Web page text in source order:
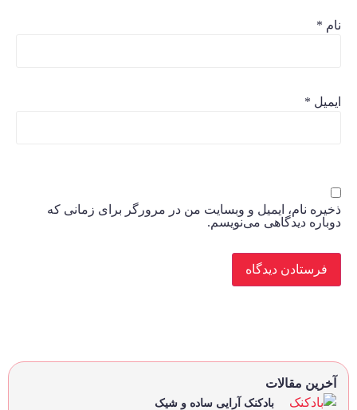
نام *
ایمیل *
ذخیره نام، ایمیل و وبسایت من در مرورگر برای زمانی که
دوباره دیدگاهی می‌نویسم.
آخرین مقالات
بادکنک آرایی ساده و شیک